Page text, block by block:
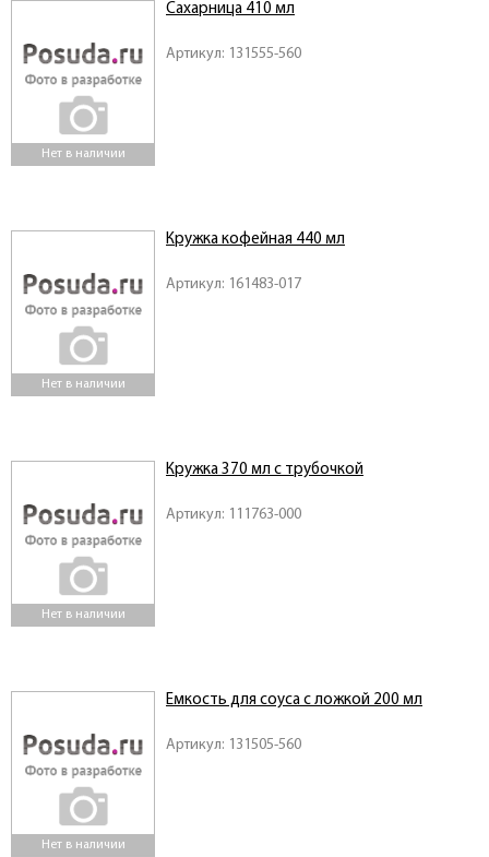
Нет в наличии
Артикул: 131555-560
Сахарница 410 мл
Нет в наличии
Артикул: 161483-017
Кружка кофейная 440 мл
Нет в наличии
Артикул: 111763-000
Кружка 370 мл с трубочкой
Нет в наличии
Артикул: 131505-560
Емкость для соуса с ложкой 200 мл